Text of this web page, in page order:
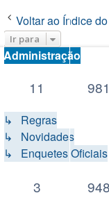
11
3
Voltar ao Índice
Ir para
Administração
↳ Regras
↳ Novidades
↳ Enquetes Oficiais